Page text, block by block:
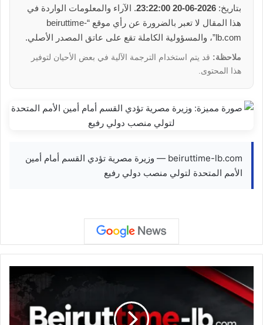
بتاريخ: 2026-06-20 23:22:00
. الآراء والمعلومات الواردة في
هذا المقال لا تعبر بالضرورة عن رأي موقع “beiruttime-
lb.com”، والمسؤولية الكاملة تقع على عاتق المصدر الأصلي.
ملاحظة: قد يتم استخدام الترجمة الآلية في بعض الأحيان لتوفير
هذا المحتوى.
beiruttime-lb.com — وزيرة مصرية تؤدي القسم أمام أمين
الأمم المتحدة لتولي منصب دولي رفيع
علي
فياض:
لبنان